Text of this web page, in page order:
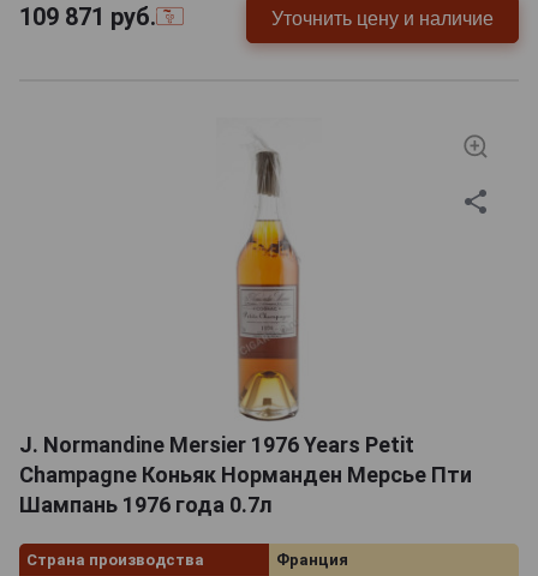
109 871 руб. Уточнить цену и наличие
J. Normandine Mersier 1976 Years Petit
Champagne Коньяк Норманден Мерсье Пти
Шампань 1976 года 0.7л
Страна производства
Франция